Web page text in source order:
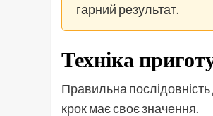
гарний результат.
Техніка
Правильна послідовність
крок має своє значення.